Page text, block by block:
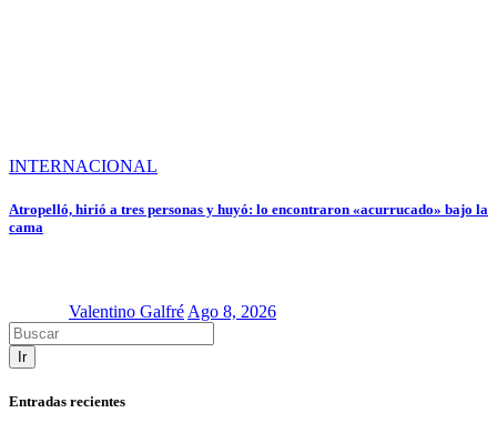
INTERNACIONAL
Atropelló, hirió a tres personas y huyó: lo encontraron «acurrucado» bajo la
cama
Valentino Galfré Ago 8, 2026
Ir
Entradas recientes